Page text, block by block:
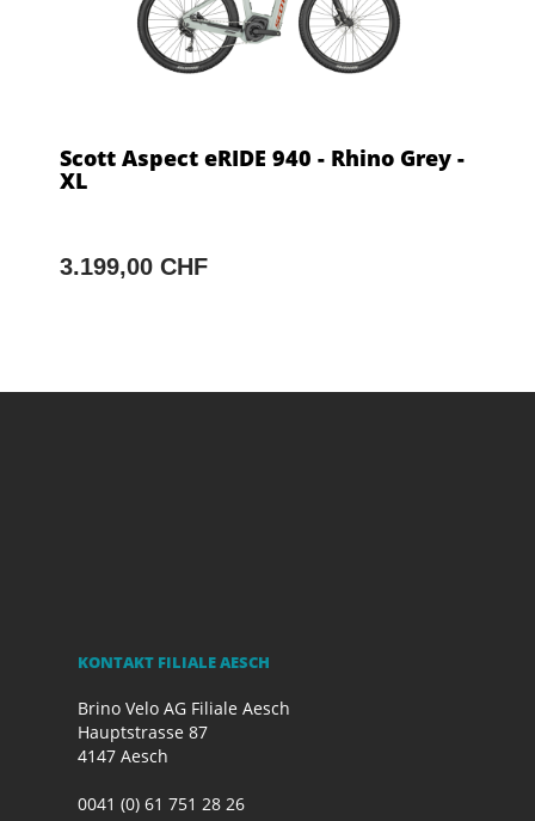
Scott Aspect eRIDE 940 - Rhino Grey -
XL
3.199,00 CHF
KONTAKT FILIALE AESCH
Brino Velo AG Filiale Aesch
Hauptstrasse 87
4147 Aesch
0041 (0) 61 751 28 26